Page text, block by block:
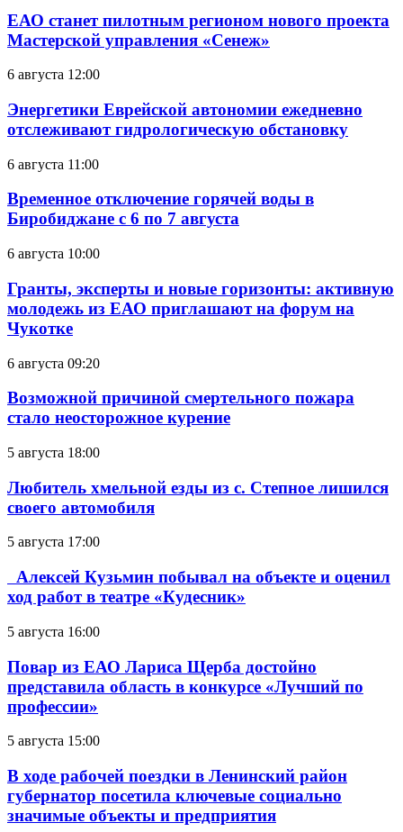
ЕАО станет пилотным регионом нового проекта
Мастерской управления «Сенеж»
6 августа 12:00
Энергетики Еврейской автономии ежедневно
отслеживают гидрологическую обстановку
6 августа 11:00
Временное отключение горячей воды в
Биробиджане с 6 по 7 августа
6 августа 10:00
Гранты, эксперты и новые горизонты: активную
молодежь из ЕАО приглашают на форум на
Чукотке
6 августа 09:20
Возможной причиной смертельного пожара
стало неосторожное курение
5 августа 18:00
Любитель хмельной езды из с. Степное лишился
своего автомобиля
5 августа 17:00
Алексей Кузьмин побывал на объекте и оценил
ход работ в театре «Кудесник»
5 августа 16:00
Повар из ЕАО Лариса Щерба достойно
представила область в конкурсе «Лучший по
профессии»
5 августа 15:00
В ходе рабочей поездки в Ленинский район
губернатор посетила ключевые социально
значимые объекты и предприятия